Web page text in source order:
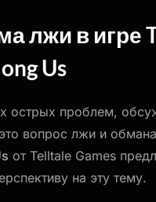
лжи в игре
Us
острых проблем,
вопрос лжи и
от Telltale Games
на эту тему.